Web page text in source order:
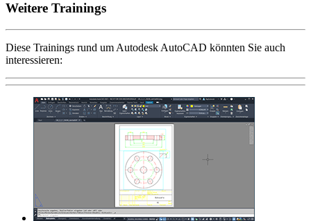
Weitere Trainings
Diese Trainings rund um Autodesk AutoCAD könnten Sie auch
interessieren: